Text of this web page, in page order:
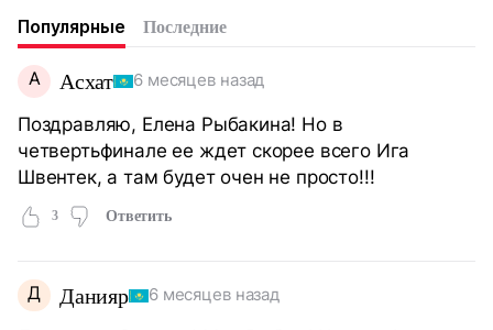
Популярные Последние
А Асхат 6 месяцев назад
Поздравляю, Елена Рыбакина! Но в
четвертьфинале ее ждет скорее всего Ига
Швентек, а там будет очен не просто!!!
3 Ответить
Д Данияр 6 месяцев назад